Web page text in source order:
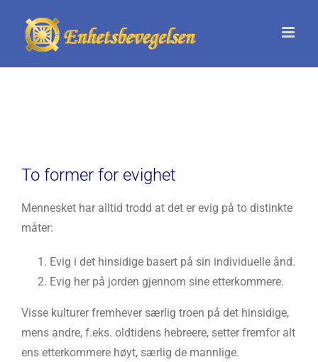
content
To former for evighet
Mennesket har alltid trodd at det er evig på to distinkte
måter:
Evig i det hinsidige basert på sin individuelle ånd.
Evig her på jorden gjennom sine etterkommere.
Visse kulturer fremhever særlig troen på det hinsidige,
mens andre, f.eks. oldtidens hebreere, setter fremfor alt
ens etterkommere høyt, særlig de mannlige.